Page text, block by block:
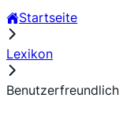
Startseite
Lexikon